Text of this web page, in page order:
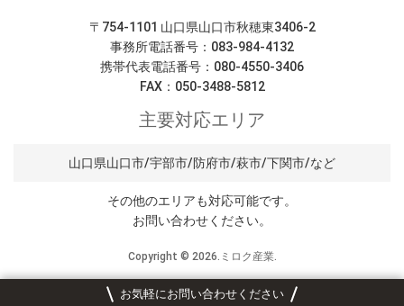
〒754-1101 山口県山口市秋穂東3406-2
事務所電話番号：083-984-4132
携帯代表電話番号：080-4550-3406
FAX：050-3488-5812
主要対応エリア
山口県山口市/宇部市/防府市/萩市/下関市/など
その他のエリアも対応可能です。
お問い合わせください。
Copyright © 2026.ミロク産業.
お気軽にお問い合わせください